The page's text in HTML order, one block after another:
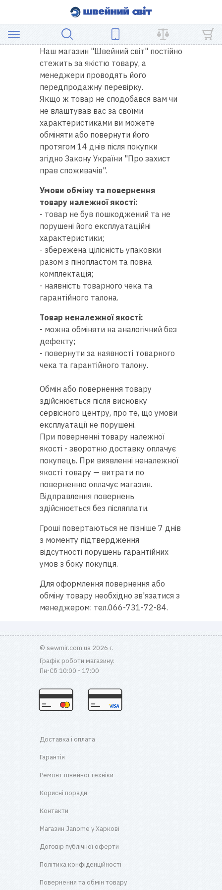
ШВЕЙНЕ
ОБЛАДНАННЯ
ПЕЧВОРКУ
АКСЕСУАРИ
Доставка
і оплата
Гарантія
Ремонт
техніки
Контакти
нас
Повернення та
обмін товару
Наш магазин "Швейний світ" постійно
стежить за якістю товару, а
менеджери проводять його
передпродажну перевірку.
Якщо ж товар не сподобався вам чи
не влаштував вас за своїми
характеристиками ви можете
обміняти або повернути його
протягом 14 днів після покупки
згідно Закону України "Про захист
прав споживачів".
Умови обміну та повернення
товару належної якості:
- товар не був пошкоджений та не
порушені його експлуатаційні
характеристики;
- збережена цілісність упаковки
разом з пінопластом та повна
комплектація;
- наявність товарного чека та
гарантійного талона.
Товар неналежної якості:
- можна обміняти на аналогічний без
дефекту;
- повернути за наявності товарного
чека та гарантійного талону.
Обмін або повернення товару
здійснюється після висновку
сервісного центру, про те, що умови
експлуатації не порушені.
При поверненні товару належної
якості - зворотню доставку оплачує
покупець. При виявленні неналежної
якості товару — витрати по
поверненню оплачує магазин.
Відправлення повернень
здійснюється без післяплати.
Гроші повертаються не пізніше 7 днів
з моменту підтвердження
відсутності порушень гарантійних
умов з боку покупця.
Для оформлення повернення або
обміну товару необхідно зв'язатися з
менеджером: тел.066-731-72-84.
© sewmir.com.ua 2026 г.
Графік роботи магазину:
Пн-Сб 10:00 - 17:00
Доставка і оплата
Гарантія
Ремонт швейної техніки
Корисні поради
Контакти
Магазин Janome у Харкові
Договір публічної оферти
Політика конфіденційності
Повернення та обмін товару